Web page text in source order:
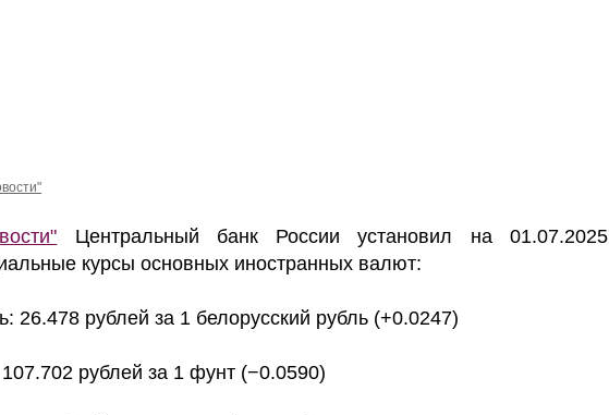
Центральный банк России установил на 01.07.2025
курсы основных иностранных валют:
26.478 рублей за 1 белорусский рубль (+0.0247)
рублей за 1 фунт (−0.0590)